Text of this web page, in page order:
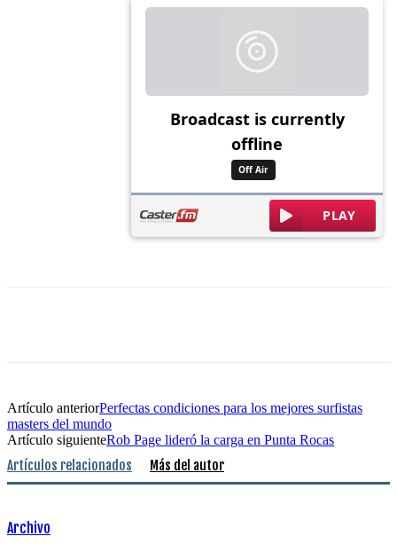
Artículo anteriorPerfectas condiciones para los mejores surfistas
masters del mundo
Artículo siguienteRob Page lideró la carga en Punta Rocas
Artículos relacionados Más del autor
Archivo